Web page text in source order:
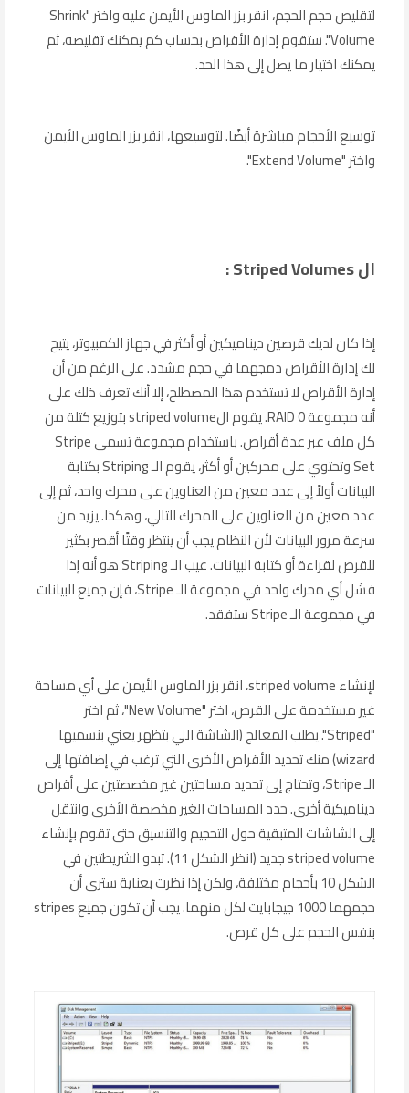
لتقليص حجم الحجم، انقر بزر الماوس الأيمن عليه واختر "Shrink
Volume". ستقوم إدارة الأقراص بحساب كم يمكنك تقليصه، ثم
يمكنك اختيار ما يصل إلى هذا الحد.
توسيع الأحجام مباشرة أيضًا. لتوسيعها، انقر بزر الماوس الأيمن
واختر "Extend Volume".
ال Striped Volumes :
إذا كان لديك قرصين ديناميكين أو أكثر في جهاز الكمبيوتر، يتيح
لك إدارة الأقراص دمجهما في حجم مشدد. على الرغم من أن
إدارة الأقراص لا تستخدم هذا المصطلح، إلا أنك تعرف ذلك على
أنه مجموعة RAID 0. يقوم الstriped volume بتوزيع كتلة من
كل ملف عبر عدة أقراص. باستخدام مجموعة تسمى Stripe
Set وتحتوي على محركين أو أكثر، يقوم الـ Striping بكتابة
البيانات أولاً إلى عدد معين من العناوين على محرك واحد، ثم إلى
عدد معين من العناوين على المحرك التالي، وهكذا. يزيد من
سرعة مرور البيانات لأن النظام يجب أن ينتظر وقتًا أقصر بكثير
للقرص لقراءة أو كتابة البيانات. عيب الـ Striping هو أنه إذا
فشل أي محرك واحد في مجموعة الـ Stripe، فإن جميع البيانات
في مجموعة الـ Stripe ستفقد.
لإنشاء striped volume، انقر بزر الماوس الأيمن على أي مساحة
غير مستخدمة على القرص، اختر "New Volume"، ثم اختر
"Striped". يطلب المعالج (الشاشة اللي بتظهر يعني بنسميها
wizard) منك تحديد الأقراص الأخرى التي ترغب في إضافتها إلى
الـ Stripe، وتحتاج إلى تحديد مساحتين غير مخصصتين على أقراص
ديناميكية أخرى. حدد المساحات الغير مخصصة الأخرى وانتقل
إلى الشاشات المتبقية حول التحجيم والتنسيق حتى تقوم بإنشاء
striped volume جديد (انظر الشكل 11). تبدو الشريطتين في
الشكل 10 بأحجام مختلفة، ولكن إذا نظرت بعناية سترى أن
حجمهما 1000 جيجابايت لكل منهما. يجب أن تكون جميع stripes
بنفس الحجم على كل قرص.